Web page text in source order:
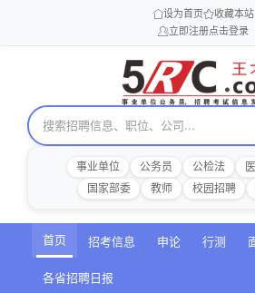
设为首页
收藏本站
立即注册点击登录
事业单位 公务员 公检法
国家部委
教师 校园招聘
首页 招考信息 申论 行测
各省招聘日报